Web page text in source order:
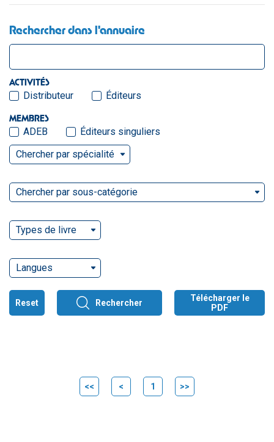
Rechercher dans l'annuaire
ACTIVITÉS
Distributeur Éditeurs
MEMBRES
ADEB
Éditeurs singuliers
Chercher par spécialité
Chercher par sous-catégorie
Types de livre
Langues
Reset Rechercher
Télécharger le
PDF
<< < 1 >>